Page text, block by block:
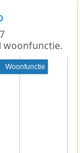
woonfunctie.
Woonfunctie